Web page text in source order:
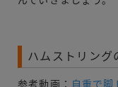
ハムストリング
参考動画： 自重で脚